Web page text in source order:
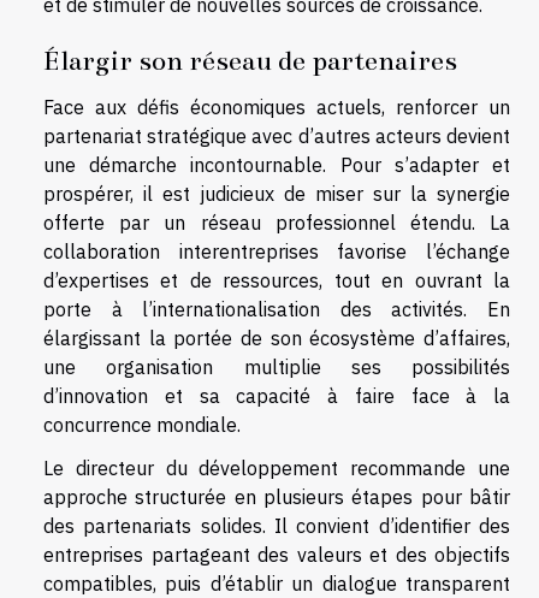
et de stimuler de nouvelles sources de croissance.
Élargir son réseau de partenaires
Face aux défis économiques actuels, renforcer un
partenariat stratégique avec d’autres acteurs devient
une démarche incontournable. Pour s’adapter et
prospérer, il est judicieux de miser sur la synergie
offerte par un réseau professionnel étendu. La
collaboration interentreprises favorise l’échange
d’expertises et de ressources, tout en ouvrant la
porte à l’internationalisation des activités. En
élargissant la portée de son écosystème d’affaires,
une organisation multiplie ses possibilités
d’innovation et sa capacité à faire face à la
concurrence mondiale.
Le directeur du développement recommande une
approche structurée en plusieurs étapes pour bâtir
des partenariats solides. Il convient d’identifier des
entreprises partageant des valeurs et des objectifs
compatibles, puis d’établir un dialogue transparent